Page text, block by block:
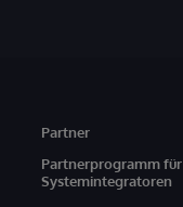
Partner
Partnerprogramm für
Systemintegratoren